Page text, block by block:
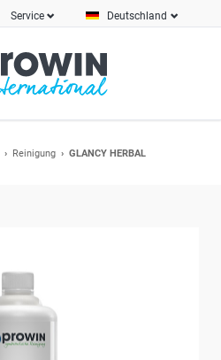
Deutschland
Service
Reinigung GLANCY HERBAL